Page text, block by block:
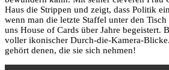
Haus die Strippen und zeigt, dass Politik
wenn man die letzte Staffel unter den
uns House of Cards über Jahre begeistert.
voller ikonischer Durch-die-Kamera-
gehört denen, die sie sich nehmen!